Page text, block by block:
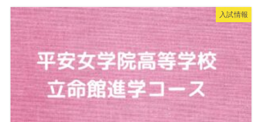
入試情報